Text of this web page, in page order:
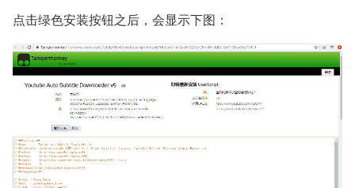
点击绿色安装按钮之后，会显示下图：